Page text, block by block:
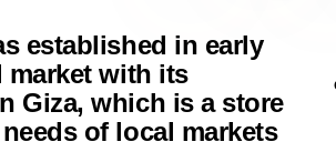
established in early
market with its
Giza, which is a store
of local markets